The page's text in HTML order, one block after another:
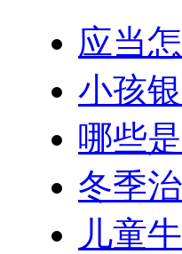
应当
小孩
哪些
冬季
儿童